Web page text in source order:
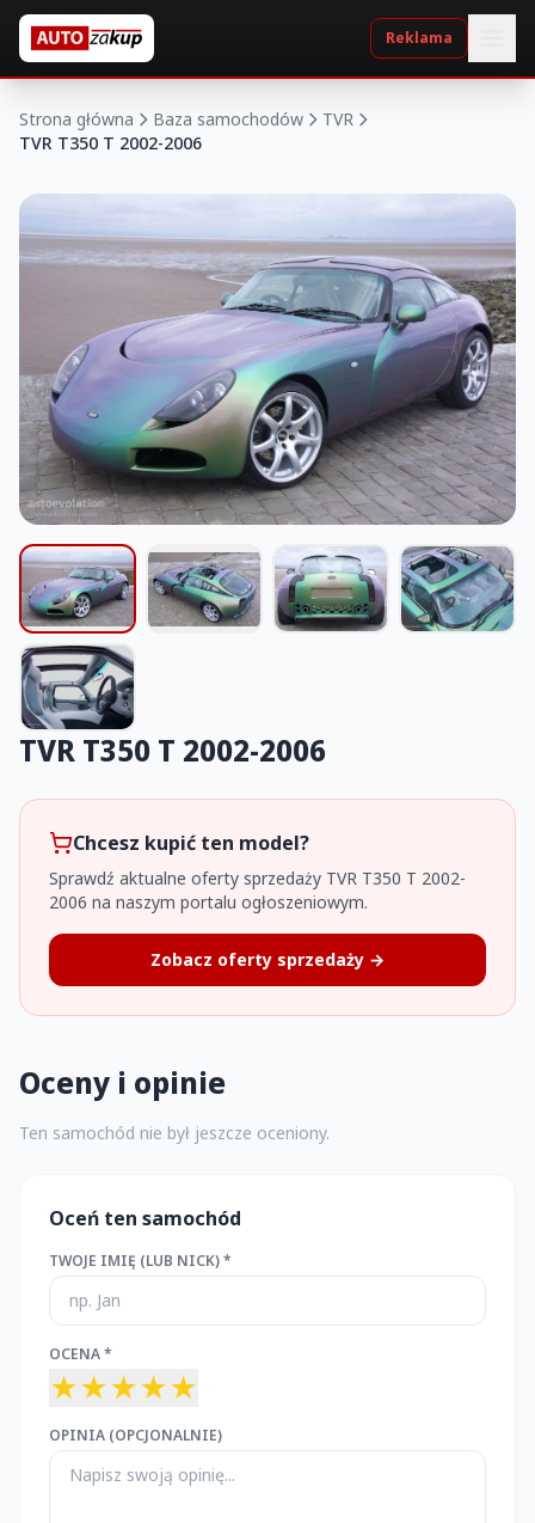
Reklama
Strona główna Baza samochodów
TVR
TVR T350 T 2002-2006
TVR T350 T 2002-2006
Chcesz kupić ten model?
Sprawdź aktualne oferty sprzedaży TVR T350 T 2002-
2006 na naszym portalu ogłoszeniowym.
Zobacz oferty sprzedaży →
Oceny i opinie
Ten samochód nie był jeszcze oceniony.
Oceń ten samochód
TWOJE IMIĘ (LUB NICK) *
OCENA *
★★★★★
OPINIA (OPCJONALNIE)